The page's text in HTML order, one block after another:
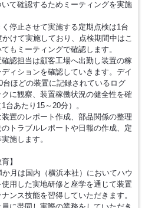
て確認するためミーティングを実施
く停止させて実施する定期点検は1台
かけて実施しており、点検期間中はこ
もミーティングで確認します。
確認担当は顧客工場へ出勤し装置の稼
ィションを確認していきます。デイ
台ほどの装置に記録されているログ
に観察、装置稼働状況の健全性を確
台あたり15～20分）。
装置のレポート作成、部品関係の整理
トラブルレポートや日報の作成、定
施します。
】
か月は国内（横浜本社）においてハウ
用した実地研修と座学を通じて装置
ンス技能を習得していただきます。